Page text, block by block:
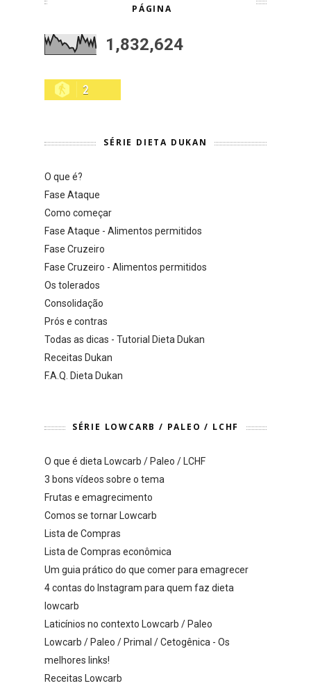
PÁGINA
1,832,624
2
SÉRIE DIETA DUKAN
O que é?
Fase Ataque
Como começar
Fase Ataque - Alimentos permitidos
Fase Cruzeiro
Fase Cruzeiro - Alimentos permitidos
Os tolerados
Consolidação
Prós e contras
Todas as dicas - Tutorial Dieta Dukan
Receitas Dukan
F.A.Q. Dieta Dukan
SÉRIE LOWCARB / PALEO / LCHF
O que é dieta Lowcarb / Paleo / LCHF
3 bons vídeos sobre o tema
Frutas e emagrecimento
Comos se tornar Lowcarb
Lista de Compras
Lista de Compras econômica
Um guia prático do que comer para emagrecer
4 contas do Instagram para quem faz dieta
lowcarb
Laticínios no contexto Lowcarb / Paleo
Lowcarb / Paleo / Primal / Cetogênica - Os
melhores links!
Receitas Lowcarb